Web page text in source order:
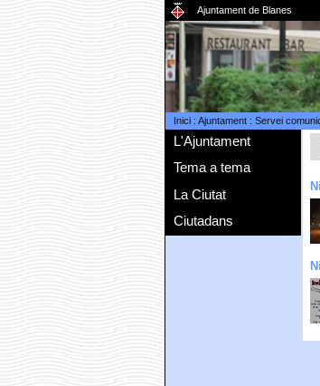
Ajuntament de Blanes
Inici: Ajuntament: Servei
L'Ajuntament
Tema a tema
La Ciutat
Ciutadans